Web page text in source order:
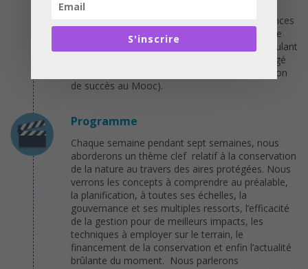
permet de progresser tous ensemble et de
constituer un réseau actif d’échange d’expériences
qui se prolongera aorès la fin du Mooc. Chaque
semaine se termine par une animation récapitulant
les acquis hebdomadaires et par un devoir dirigé
(optionnel, si vous souhaitez obtenir l’attestation
de succès au Mooc).
Programme
Chaque semaine pendant sept semaines, nous
aborderons un thème clef relatif à la conservation
de la nature au travers des aires protégées. Nous
verrons les concepts à comprendre au préalable,
la planification, à toutes ses échelles, la
gouvernance et ses multiples ressorts, l’efficacité
de la gestion pour de meilleurs impacts, les
techniques à employer sur le terrain, le
financement de la conservation et enfin l’actualité
brûlante du moment. Nous parlerons
S'inscrire